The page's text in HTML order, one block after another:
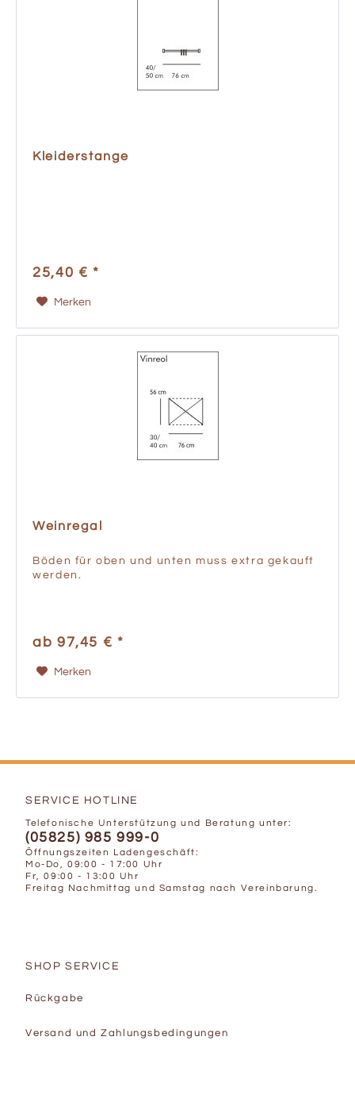
Kleiderstange
25,40 € *
Merken
Weinregal
Böden für oben und unten muss extra gekauft
werden.
ab 97,45 € *
Merken
SERVICE HOTLINE
Telefonische Unterstützung und Beratung unter:
(05825) 985 999-0
Öffnungszeiten Ladengeschäft:
Mo-Do, 09:00 - 17:00 Uhr
Fr, 09:00 - 13:00 Uhr
Freitag Nachmittag und Samstag nach Vereinbarung.
SHOP SERVICE
Rückgabe
Versand und Zahlungsbedingungen